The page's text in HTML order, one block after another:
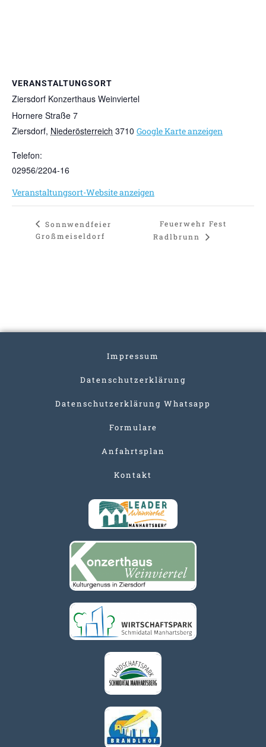
VERANSTALTUNGSORT
Ziersdorf Konzerthaus Weinviertel
Hornere Straße 7
Ziersdorf, Niederösterreich 3710 Google Karte anzeigen
Telefon:
02956/2204-16
Veranstaltungsort-Website anzeigen
Sonnwendfeier
Großmeiseldorf
Feuerwehr Fest
Radlbrunn
Impressum
Datenschutzerklärung
Datenschutzerklärung Whatsapp
Formulare
Anfahrtsplan
Kontakt